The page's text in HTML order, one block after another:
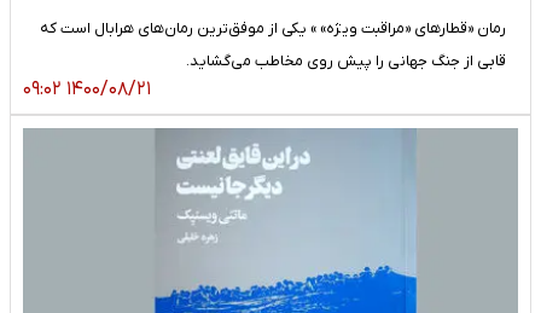
رمان «قطارهای «مراقبت ویژه» » یکی از موفق‌ترین رمان‌های هرابال است که
قابی از جنگ جهانی را پیش روی مخاطب می‌گشاید.
۱۴۰۰/۰۸/۲۱ ۰۹:۰۲